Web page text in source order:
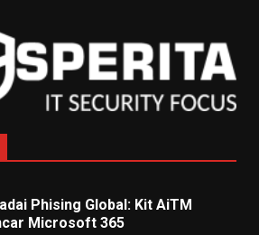
Phising Global: Kit AiTM
Microsoft 365